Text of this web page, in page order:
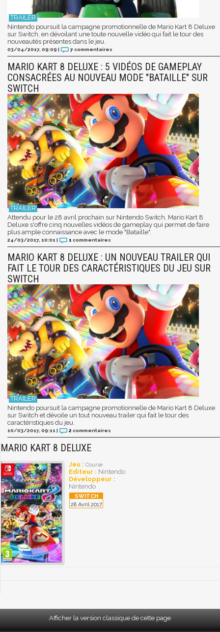
Nintendo poursuit la campagne promotionnelle de Mario Kart 8 Deluxe
sur Switch, en dévoilant une toute nouvelle vidéo qui fait le tour des
nouveautés présentes dans le jeu.
03/04/2017, 09:09 | 7commentaires
MARIO KART 8 DELUXE : 5 VIDÉOS DE GAMEPLAY
CONSACRÉES AU NOUVEAU MODE "BATAILLE" SUR
SWITCH
Attendu pour le 28 avril prochain sur Nintendo Switch, Mario Kart 8
Deluxe s'offre cinq nouvelles vidéos de gameplay qui permet de faire
plus ample connaissance avec le mode "Bataille".
24/03/2017, 10:01 | 1 commentaires
MARIO KART 8 DELUXE : UN NOUVEAU TRAILER QUI
FAIT LE TOUR DES CARACTÉRISTIQUES DU JEU SUR
SWITCH
Nintendo poursuit la campagne promotionnelle de Mario Kart 8 Deluxe
sur Switch et dévoile un tout nouveau trailer qui fait le tour des
caractéristiques du jeu.
10/03/2017, 09:11 | 2 commentaires
MARIO KART 8 DELUXE
Jeu : Course
Editeur : Nintendo
Développeur :
Nintendo
28 Avril 2017
Afficher la version classique de cette page